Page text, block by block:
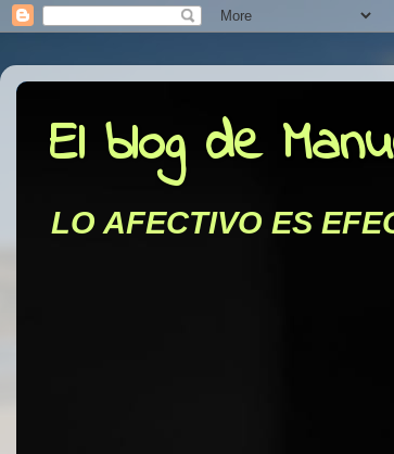
El blog de
LO AFECTIVO ES